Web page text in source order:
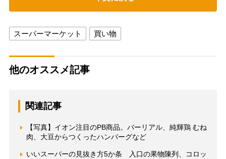
スーパーマーケット 買い物
他のオススメ記事
関連記事
【写真】イオン注目のPB商品。バーリアル、純輝鶏 むね
肉、大豆からつくったハンバーグなど
いいスーパーの見抜き方5か条 入口の果物陳列、コロッ